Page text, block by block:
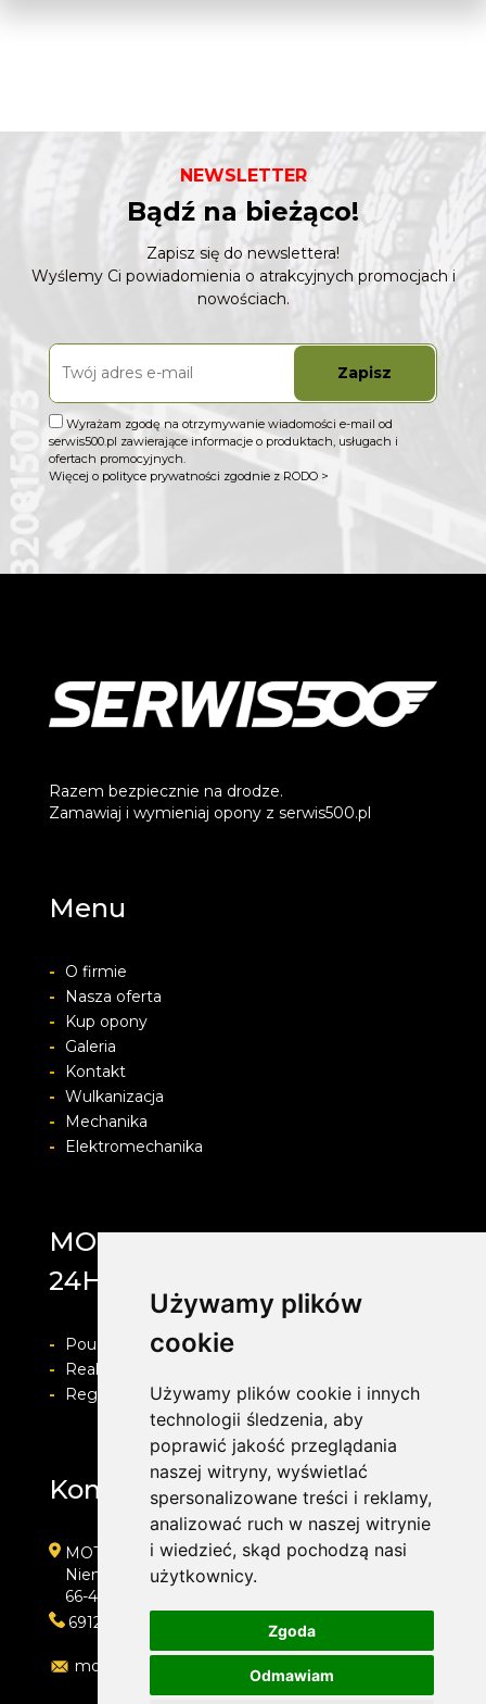
Używamy plików
cookie
Używamy plików cookie i innych
technologii śledzenia, aby
poprawić jakość przeglądania
naszej witryny, wyświetlać
spersonalizowane treści i reklamy,
analizować ruch w naszej witrynie
i wiedzieć, skąd pochodzą nasi
użytkownicy.
Zgoda
Odmawiam
NEWSLETTER
Bądź na bieżąco!
Zapisz się do newslettera!
Wyślemy Ci powiadomienia o atrakcyjnych promocjach i
nowościach.
Zapisz
Wyrażam zgodę na otrzymywanie wiadomości e-mail od
serwis500.pl zawierające informacje o produktach, usługach i
ofertach promocyjnych.
Więcej o polityce prywatności zgodnie z RODO >
Razem bezpiecznie na drodze.
Zamawiaj i wymieniaj opony z serwis500.pl
Menu
-
O firmie
-
Nasza oferta
-
Kup opony
-
Galeria
-
Kontakt
- Wulkanizacja
-
Mechanika
-
Elektromechanika
MOTOLAB WULKANIZACJA
24H
-
Pouczenie o prawie do odstapienia od umowy
-
Realizacja zamówienia i formy płatności
-
Regulamin i Polityka prywatności
Kontakt
MOTOLAB WULKANIZACJA 24H
Niemcewicza 39
66-400 Gorzów Wielkopolski
691204767
motolab@onet.pl